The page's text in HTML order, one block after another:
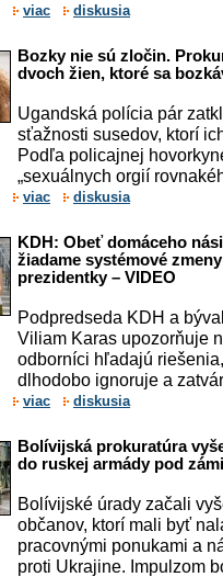
viac diskusia
Bozky nie sú zločin.
dvoch žien, ktoré sa
Ugandská polícia pár
sťažnosti susedov, ktorí
Podľa policajnej
„sexuálnych orgií
viac diskusia
KDH: Obeť domáceho
žiadame systémové
prezidentky – VIDEO
Podpredseda KDH a
Viliam Karas upozorňuje
odborníci hľadajú
dlhodobo ignoruje a
viac diskusia
Bolívijská prokuratúra
do ruskej armády pod
Bolívijské úrady začali
občanov, ktorí mali byť
pracovnými ponukami a
proti Ukrajine. Impulzom